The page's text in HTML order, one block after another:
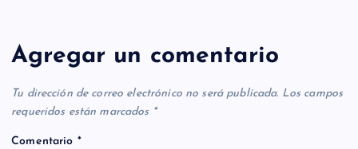
Agregar un comentario
Tu dirección de correo electrónico no será publicada. Los campos
requeridos están marcados *
Comentario *